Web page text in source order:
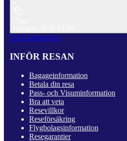
Till Kundservice
INFÖR RESAN
Bagageinformation
Betala din resa
Pass- och Visuminformation
Bra att veta
Resevillkor
Reseförsäkring
Flygbolagsinformation
Resegarantier